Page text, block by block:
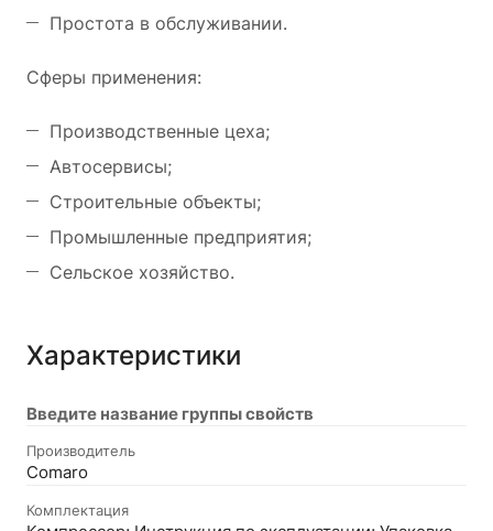
Простота в обслуживании.
Сферы применения:
Производственные цеха;
Автосервисы;
Строительные объекты;
Промышленные предприятия;
Сельское хозяйство.
Характеристики
Введите название группы свойств
Производитель
Comaro
Комплектация